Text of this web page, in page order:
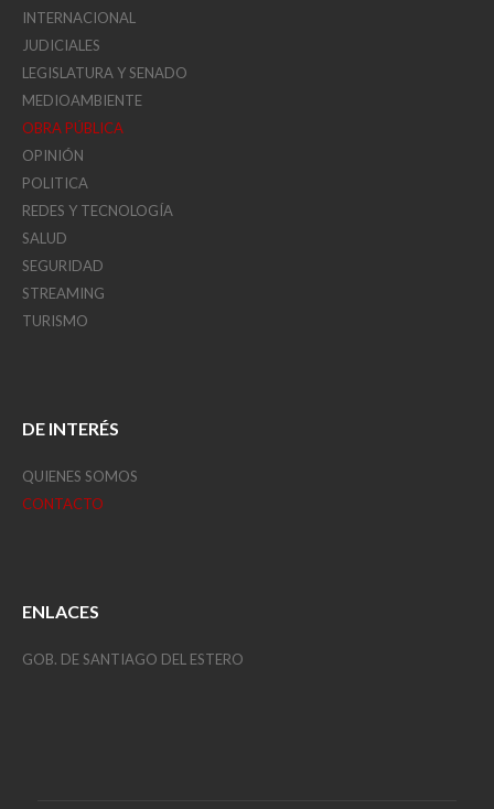
INTERNACIONAL
JUDICIALES
LEGISLATURA Y SENADO
MEDIOAMBIENTE
OBRA PÚBLICA
OPINIÓN
POLITICA
REDES Y TECNOLOGÍA
SALUD
SEGURIDAD
STREAMING
TURISMO
DE INTERÉS
QUIENES SOMOS
CONTACTO
ENLACES
GOB. DE SANTIAGO DEL ESTERO